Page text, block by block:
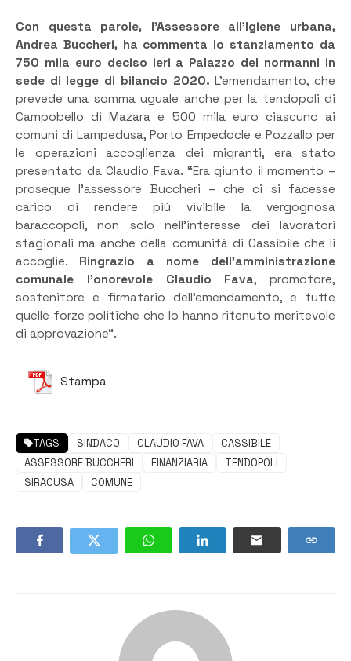
Con questa parole, l’Assessore all’Igiene urbana,
Andrea Buccheri, ha commenta lo stanziamento da
750 mila euro deciso ieri a Palazzo del normanni in
sede di legge di bilancio 2020. L’emendamento, che
prevede una somma uguale anche per la tendopoli di
Campobello di Mazara e 500 mila euro ciascuno ai
comuni di Lampedusa, Porto Empedocle e Pozzallo per
le operazioni accoglienza dei migranti, era stato
presentato da Claudio Fava. “Era giunto il momento –
prosegue l’assessore Buccheri – che ci si facesse
carico di rendere più vivibile la vergognosa
baraccopoli, non solo nell’interesse dei lavoratori
stagionali ma anche della comunità di Cassibile che li
accoglie. Ringrazio a nome dell’amministrazione
comunale l’onorevole Claudio Fava, promotore,
sostenitore e firmatario dell’emendamento, e tutte
quelle forze politiche che lo hanno ritenuto meritevole
di approvazione“.
Stampa
TAGS SINDACO CLAUDIO FAVA
CASSIBILE
ASSESSORE BUCCHERI
FINANZIARIA
TENDOPOLI
SIRACUSA
COMUNE